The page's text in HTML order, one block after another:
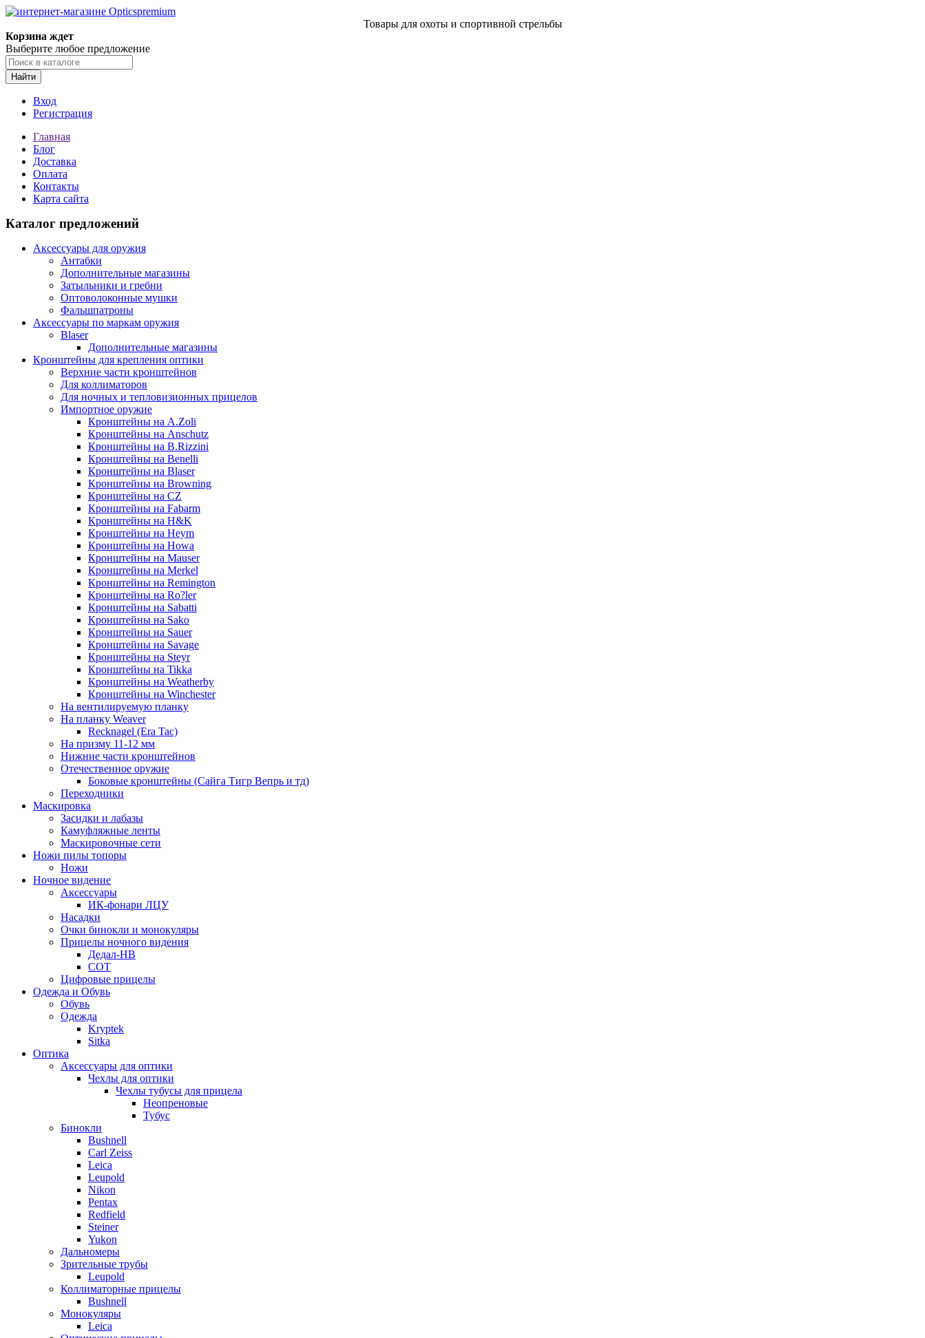
Товары для охоты и спортивной стрельбы
Корзина ждет
Выберите любое предложение
Найти
Вход
Регистрация
Главная
Блог
Доставка
Оплата
Контакты
Карта сайта
Каталог предложений
Аксессуары для оружия
Антабки
Дополнительные магазины
Затыльники и гребни
Оптоволоконные мушки
Фальшпатроны
Аксессуары по маркам оружия
Blaser
Дополнительные магазины
Кронштейны для крепления оптики
Верхние части кронштейнов
Для коллиматоров
Для ночных и тепловизионных прицелов
Импортное оружие
Кронштейны на A.Zoli
Кронштейны на Anschutz
Кронштейны на B.Rizzini
Кронштейны на Benelli
Кронштейны на Blaser
Кронштейны на Browning
Кронштейны на CZ
Кронштейны на Fabarm
Кронштейны на H&K
Кронштейны на Heym
Кронштейны на Howa
Кронштейны на Mauser
Кронштейны на Merkel
Кронштейны на Remington
Кронштейны на Ro?ler
Кронштейны на Sabatti
Кронштейны на Sako
Кронштейны на Sauer
Кронштейны на Savage
Кронштейны на Steyr
Кронштейны на Tikka
Кронштейны на Weatherby
Кронштейны на Winchester
На вентилируемую планку
На планку Weaver
Recknagel (Era Tac)
На призму 11-12 мм
Нижние части кронштейнов
Отечественное оружие
Боковые кронштейны (Сайга Тигр Вепрь и тд)
Переходники
Маскировка
Засидки и лабазы
Камуфляжные ленты
Маскировочные сети
Ножи пилы топоры
Ножи
Ночное видение
Аксессуары
ИК-фонари ЛЦУ
Насадки
Очки бинокли и монокуляры
Прицелы ночного видения
Дедал-НВ
СОТ
Цифровые прицелы
Одежда и Обувь
Обувь
Одежда
Kryptek
Sitka
Оптика
Аксессуары для оптики
Чехлы для оптики
Чехлы тубусы для прицела
Неопреновые
Тубус
Бинокли
Bushnell
Carl Zeiss
Leica
Leupold
Nikon
Pentax
Redfield
Steiner
Yukon
Дальномеры
Зрительные трубы
Leupold
Коллиматорные прицелы
Bushnell
Монокуляры
Leica